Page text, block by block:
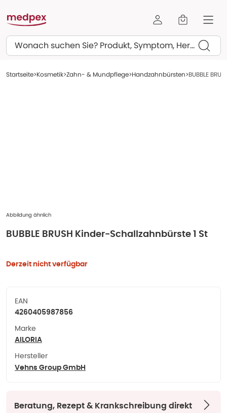
Suchen
Startseite Kosmetik Zahn- & Mundpflege Handzahnbürsten BUBBLE
Abbildung ähnlich
BUBBLE BRUSH Kinder-Schallzahnbürste 1 St
Derzeit nicht verfügbar
EAN
4260405987856
Marke
AILORIA
Hersteller
Vehns Group GmbH
Beratung, Rezept & Krankschreibung direkt